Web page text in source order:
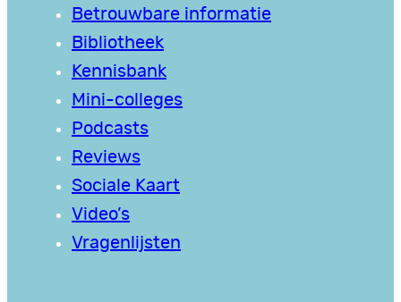
Betrouwbare informatie
Bibliotheek
Kennisbank
Mini-colleges
Podcasts
Reviews
Sociale Kaart
Video’s
Vragenlijsten